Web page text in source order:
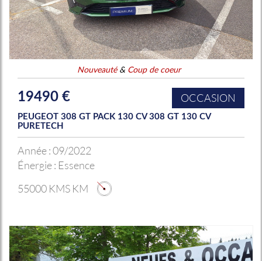
Nouveauté& Coup de coeur
19490 € OCCASION
PEUGEOT 308 GT PACK 130 CV 308 GT 130 CV
PURETECH
Année :09/2022
Énergie : Essence
55000 KMS KM